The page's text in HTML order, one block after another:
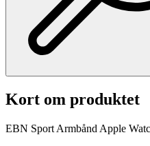
Kort om produktet
EBN Sport Armbånd Apple